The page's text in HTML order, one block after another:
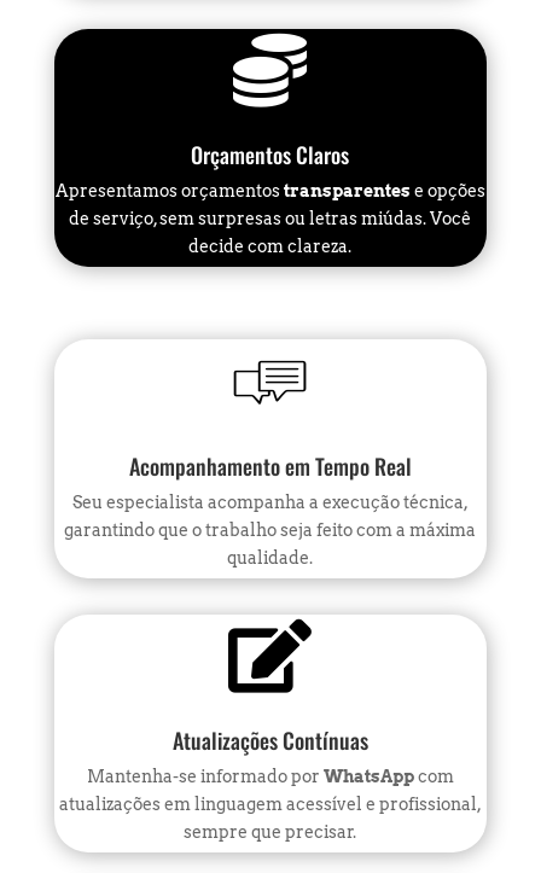

Orçamentos Claros
Apresentamos orçamentostransparentes e opções
de serviço, sem surpresas ou letras miúdas. Você
decide com clareza.
Acompanhamento em Tempo Real
Seu especialista acompanha a execução técnica,
garantindo que o trabalho seja feito com a máxima
qualidade.

Atualizações Contínuas
Mantenha-se informado por WhatsAppcom
atualizações em linguagem acessível e profissional,
sempre que precisar.